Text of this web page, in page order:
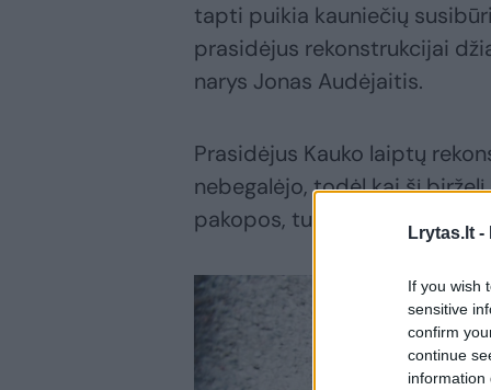
Lrytas.lt -
If you wish
sensitive
confirm
continue
information
tapti puikia kauniečių
prasidėjus rekonstrukcijai
narys Jonas Audėjaitis.
Prasidėjus Kauko laiptų
nebegalėjo, todėl kai šį
pakopos, tuo ypač džiaugėsi